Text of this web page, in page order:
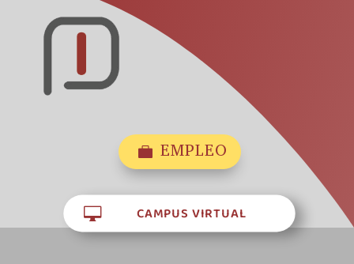
 EMPLEO
 CAMPUS VIRTUAL